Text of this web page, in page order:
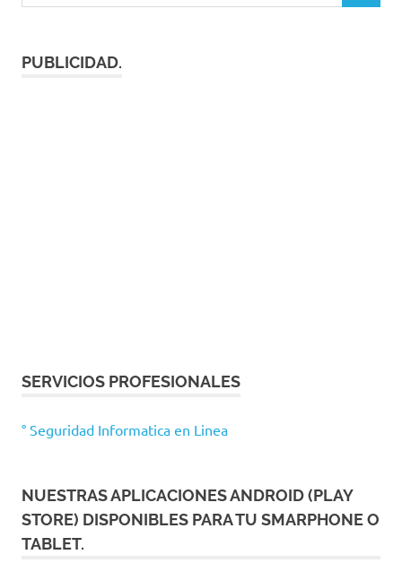
PUBLICIDAD.
SERVICIOS PROFESIONALES
° Seguridad Informatica en Linea
NUESTRAS APLICACIONES ANDROID (PLAY
STORE) DISPONIBLES PARA TU SMARPHONE O
TABLET.